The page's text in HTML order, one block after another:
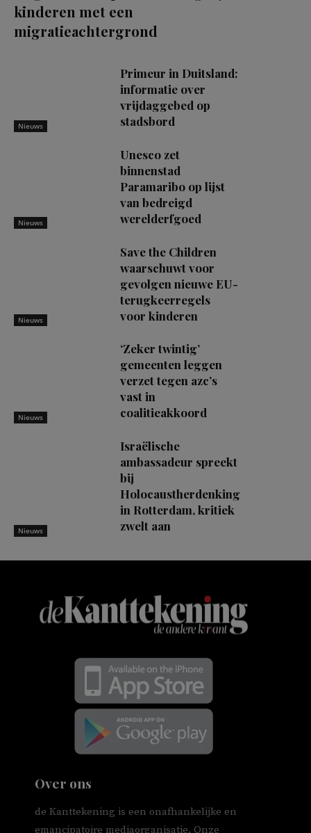
kinderen met een
migratieachtergrond
Nieuws
Primeur in Duitsland:
informatie over
vrijdaggebed op
stadsbord
Nieuws
Unesco zet
binnenstad
Paramaribo op lijst
van bedreigd
werelderfgoed
Nieuws
Save the Children
waarschuwt voor
gevolgen nieuwe EU-
terugkeerregels
voor kinderen
Nieuws
‘Zeker twintig’
gemeenten leggen
verzet tegen azc’s
vast in
coalitieakkoord
Nieuws
Israëlische
ambassadeur spreekt
bij
Holocaustherdenking
in Rotterdam, kritiek
zwelt aan
Over ons
de Kanttekening is een onafhankelijke en
emancipatoire mediaorganisatie. Onze